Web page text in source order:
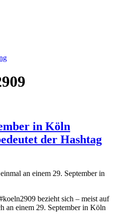
in Köln
der Hashtag
an einem 29. September in
bezieht sich – meist auf
an einem 29. September in Köln